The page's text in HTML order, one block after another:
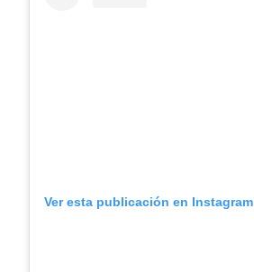
Ver esta publicación en Instagram